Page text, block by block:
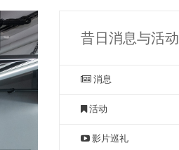
昔日消息与活动
消息
活动
影片巡礼